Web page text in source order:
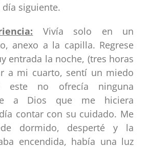
siguiente.
Vivía solo en un
anexo a la capilla. Regrese
entrada la noche, (tres horas
a mi cuarto, sentí un miedo
este no ofrecía ninguna
a Dios que me hiciera
contar con su cuidado. Me
dormido, desperté y la
encendida, había una luz